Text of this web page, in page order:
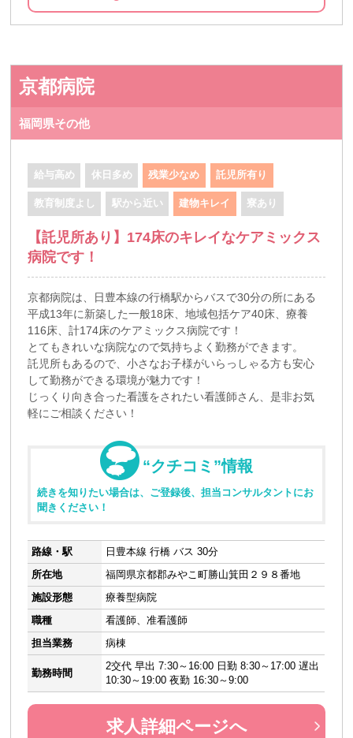
京都病院
福岡県その他
給与高め 休日多め 残業少なめ 託児所有り
教育制度よし 駅から近い 建物キレイ 寮あり
【託児所あり】174床のキレイなケアミックス
病院です！
京都病院は、日豊本線の行橋駅からバスで30分の所にある
平成13年に新築した一般18床、地域包括ケア40床、療養
116床、計174床のケアミックス病院です！
とてもきれいな病院なので気持ちよく勤務ができます。
託児所もあるので、小さなお子様がいらっしゃる方も安心
して勤務ができる環境が魅力です！
じっくり向き合った看護をされたい看護師さん、是非お気
軽にご相談ください！
“クチコミ”情報
続きを知りたい場合は、ご登録後、担当コンサルタントにお
聞きください！
路線・駅
日豊本線 行橋 バス 30分
所在地
福岡県京都郡みやこ町勝山箕田２９８番地
施設形態
療養型病院
職種
看護師、准看護師
担当業務
病棟
勤務時間
2交代 早出 7:30～16:00 日勤 8:30～17:00 遅出
10:30～19:00 夜勤 16:30～9:00
求人詳細ページへ